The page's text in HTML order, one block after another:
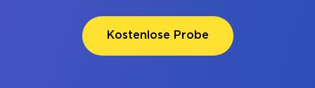
Kostenlose Probe